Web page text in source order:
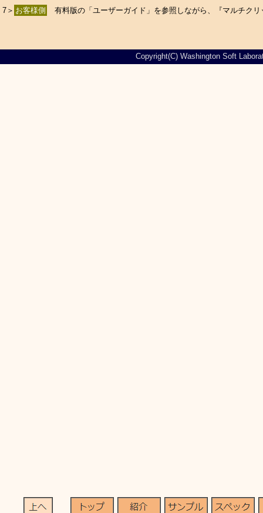
7＞ お客様側 有料版の「ユーザーガイド」を参照しながら、『マルチク
Copyright(C) Washington Soft